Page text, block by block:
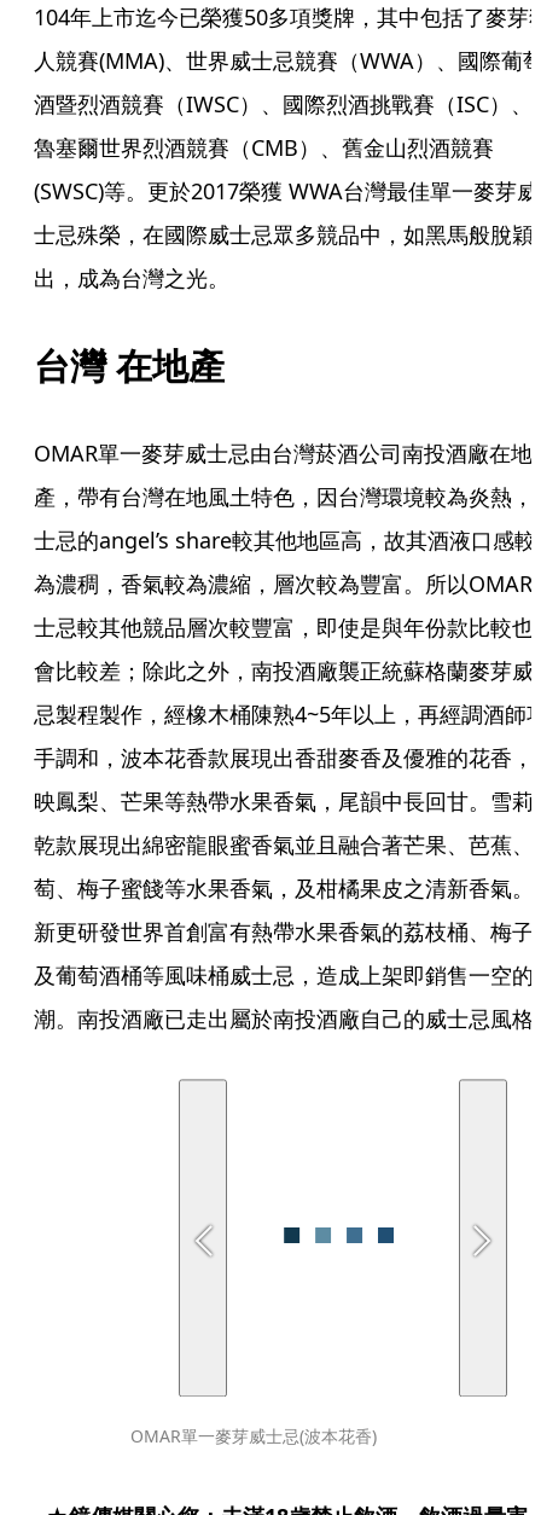
104年上市迄今已榮獲50多項獎牌，其中包括了麥芽
人競賽(MMA)、世界威士忌競賽（WWA）、國際葡
酒暨烈酒競賽（IWSC）、國際烈酒挑戰賽（ISC）、
魯塞爾世界烈酒競賽（CMB）、舊金山烈酒競賽
(SWSC)等。更於2017榮獲 WWA台灣最佳單一麥芽威
士忌殊榮，在國際威士忌眾多競品中，如黑馬般脫穎
出，成為台灣之光。
台灣 在地產
OMAR單一麥芽威士忌由台灣菸酒公司南投酒廠在地
產，帶有台灣在地風土特色，因台灣環境較為炎熱，
士忌的angel’s share較其他地區高，故其酒液口感較
為濃稠，香氣較為濃縮，層次較為豐富。所以OMAR
士忌較其他競品層次較豐富，即使是與年份款比較也
會比較差；除此之外，南投酒廠襲正統蘇格蘭麥芽威
忌製程製作，經橡木桶陳熟4~5年以上，再經調酒師
手調和，波本花香款展現出香甜麥香及優雅的花香，
映鳳梨、芒果等熱帶水果香氣，尾韻中長回甘。雪莉
乾款展現出綿密龍眼蜜香氣並且融合著芒果、芭蕉、
萄、梅子蜜餞等水果香氣，及柑橘果皮之清新香氣。
新更研發世界首創富有熱帶水果香氣的荔枝桶、梅子
及葡萄酒桶等風味桶威士忌，造成上架即銷售一空的
潮。南投酒廠已走出屬於南投酒廠自己的威士忌風格
OMAR單一麥芽威士忌(波本花香)